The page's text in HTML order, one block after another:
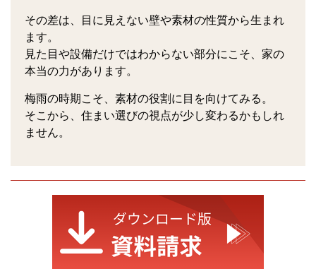
その差は、目に見えない壁や素材の性質から生まれ
ます。
見た目や設備だけではわからない部分にこそ、家の
本当の力があります。
梅雨の時期こそ、素材の役割に目を向けてみる。
そこから、住まい選びの視点が少し変わるかもしれ
ません。